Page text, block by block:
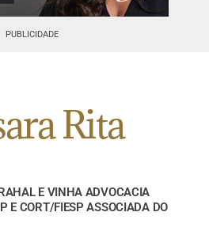
PUBLICIDADE
Rita
E VINHA ADVOCACIA
E CORT/FIESP ASSOCIADA DO